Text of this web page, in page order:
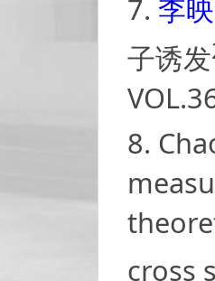
7. 李
子诱发
8.
cross